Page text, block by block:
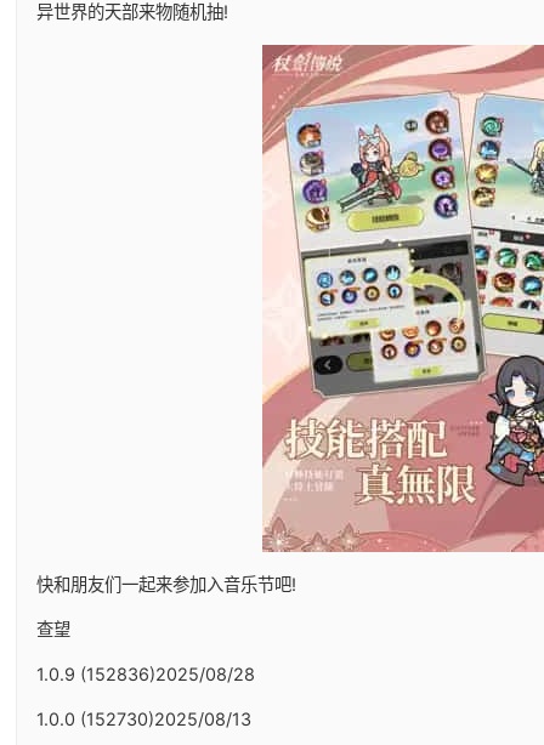
异世界的天部来物随机抽!
快和朋友们一起来参加入音乐节吧!
查望
1.0.9 (152836)2025/08/28
1.0.0 (152730)2025/08/13